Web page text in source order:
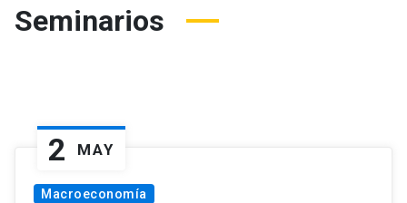
Seminarios
2 MAY
Macroeconomía